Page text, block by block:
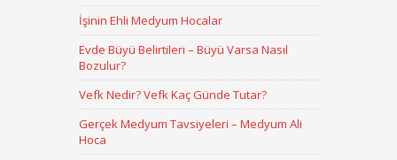
İşinin Ehli Medyum Hocalar
Evde Büyü Belirtileri – Büyü Varsa Nasıl
Bozulur?
Vefk Nedir? Vefk Kaç Günde Tutar?
Gerçek Medyum Tavsiyeleri – Medyum Ali
Hoca